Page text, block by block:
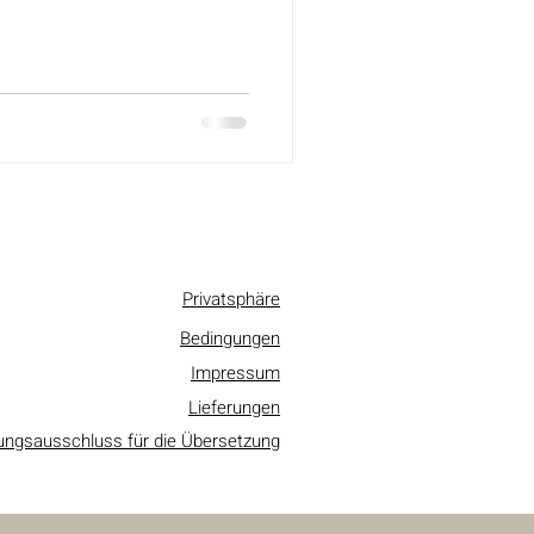
Privatsphäre
Bedingungen
Impressum
Lieferungen
für die Übersetzung